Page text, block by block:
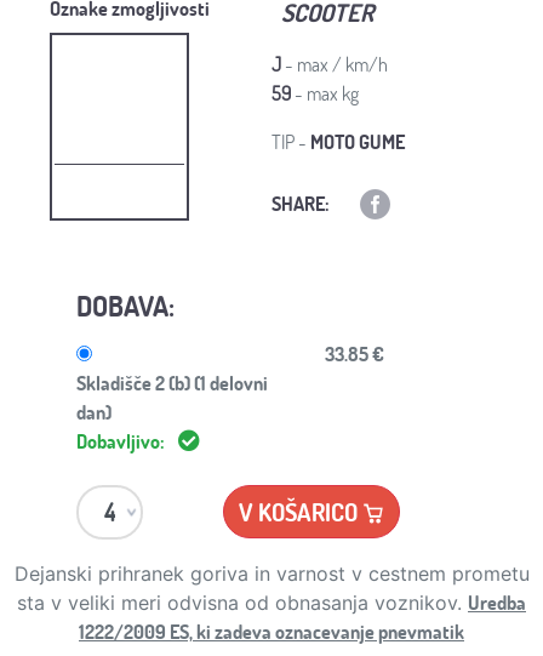
Oznake zmogljivosti SCOOTER
J- max / km/h
59- max kg
TIP - MOTO GUME
SHARE:
DOBAVA:
Skladišče 2 (b) (1 delovni
dan)
33.85 €
Dobavljivo:
V KOŠARICO
Dejanski prihranek goriva in varnost v cestnem prometu
sta v veliki meri odvisna od obnasanja voznikov. Uredba
1222/2009 ES, ki zadeva oznacevanje pnevmatik